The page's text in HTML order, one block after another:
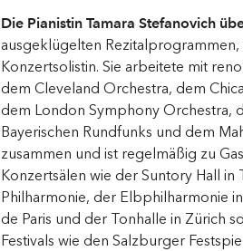
Die Pianistin Tamara Stefanovich
ausgeklügelten Rezitalprogrammen,
Konzertsolistin. Sie arbeitete mit
dem Cleveland Orchestra, dem
dem London Symphony Orchestra,
Bayerischen Rundfunks und dem
zusammen und ist regelmäßig zu
Konzertsälen wie der Suntory Hall in
Philharmonie, der Elbphilharmonie
de Paris und der Tonhalle in Zürich
Festivals wie den Salzburger